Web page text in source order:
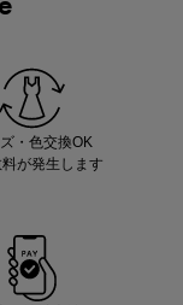
・色交換OK
が発生します